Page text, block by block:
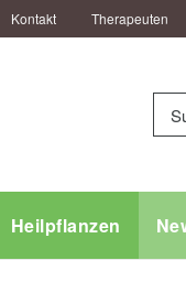
Kontakt Therapeuten
Heilpflanzen